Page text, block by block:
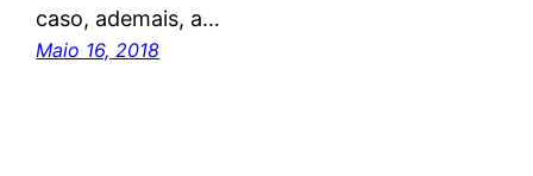
caso, ademais, a…
Maio 16, 2018